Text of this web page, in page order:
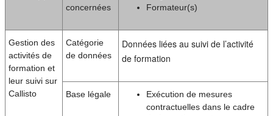
concernées
Formateur(s)
Gestion des
activités de
formation et
leur suivi sur
Callisto
Catégorie
de données
Données liées au suivi de l’activité
de formation
Base légale
Exécution de mesures
contractuelles dans le cadre